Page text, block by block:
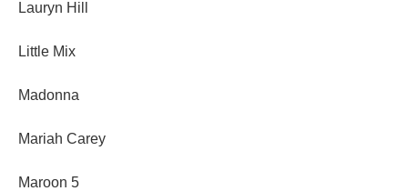
Lauryn Hill
Little Mix
Madonna
Mariah Carey
Maroon 5